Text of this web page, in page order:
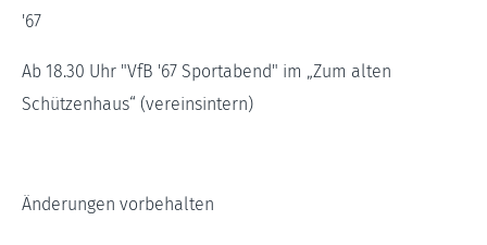
'67
Ab 18.30 Uhr "VfB '67 Sportabend" im „Zum alten
Schützenhaus“ (vereinsintern)
Änderungen vorbehalten